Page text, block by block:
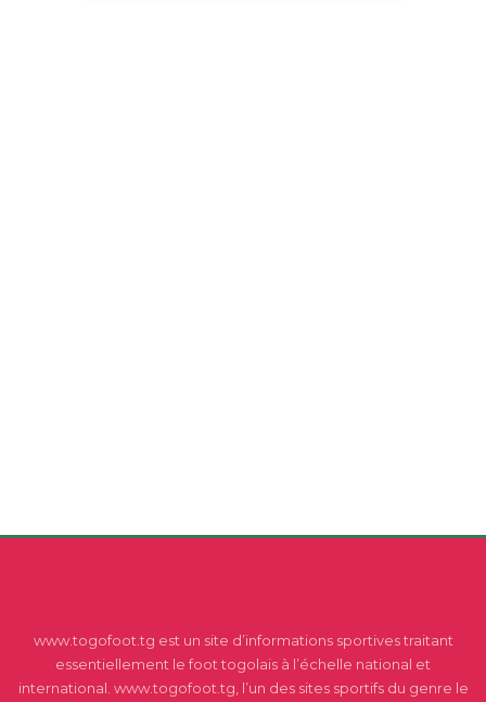
www.togofoot.tg est un site d’informations sportives traitant
essentiellement le foot togolais à l’échelle national et
international. www.togofoot.tg, l’un des sites sportifs du genre le